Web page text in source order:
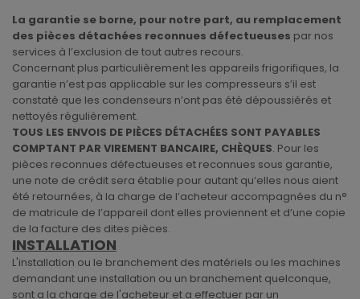
La garantie se borne, pour notre part, au remplacement
des pièces détachées reconnues défectueuses par nos
services à l’exclusion de tout autres recours.
Concernant plus particulièrement les appareils frigorifiques, la
garantie n’est pas applicable sur les compresseurs s’il est
constaté que les condenseurs n’ont pas été dépoussiérés et
nettoyés régulièrement.
TOUS LES ENVOIS DE PIÈCES DÉTACHÉES SONT PAYABLES
COMPTANT PAR VIREMENT BANCAIRE, CHÈQUES. Pour les
pièces reconnues défectueuses et reconnues sous garantie,
une note de crédit sera établie pour autant qu’elles nous aient
été retournées, à la charge de l’acheteur accompagnées du n°
de matricule de l’appareil dont elles proviennent et d’une copie
de la facture des dites pièces.
INSTALLATION
L'installation ou le branchement des matériels ou les machines
demandant une installation ou un branchement quelconque,
sont a la charge de l'acheteur et a effectuer par un